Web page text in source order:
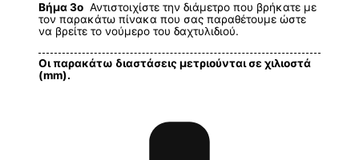
Βήμα 3ο Αντιστοιχίστε την διάμετρο που βρήκατε με
τον παρακάτω πίνακα που σας παραθέτουμε ώστε
να βρείτε το νούμερο του δαχτυλιδιού.
Οι παρακάτω διαστάσεις μετριούνται σε χιλιοστά
(mm).